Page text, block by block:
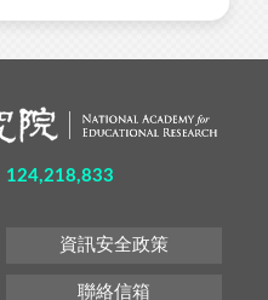
124,218,833
資訊安全政策
聯絡信箱